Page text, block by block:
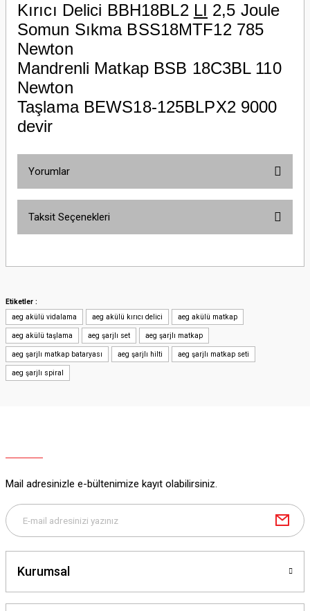
Kırıcı Delici BBH18BL2 LI 2,5 Joule
Somun Sıkma BSS18MTF12 785
Newton
Mandrenli Matkap BSB 18C3BL 110
Newton
Taşlama BEWS18-125BLPX2 9000
devir
Yorumlar
Yorum Yaz
Taksit Seçenekleri
Etiketler :
aeg akülü vidalama
aeg akülü kırıcı delici aeg akülü matkap
aeg akülü taşlama aeg şarjlı set aeg şarjlı matkap
aeg şarjlı matkap bataryası aeg şarjlı hilti aeg şarjlı matkap seti
aeg şarjlı spiral
Mail adresinizle e-bültenimize kayıt olabilirsiniz.
Kurumsal